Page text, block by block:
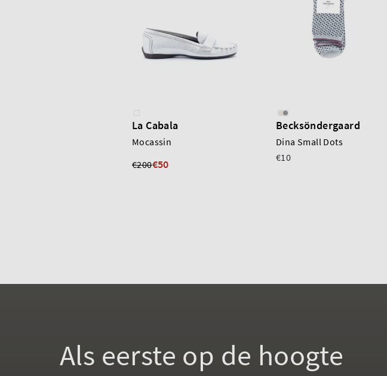
La Cabala
Mocassin
€200€50
Becksöndergaard
Dina Small Dots
€10
Als eerste op de hoogte